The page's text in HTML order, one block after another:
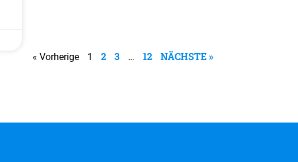
« Vorherige 1 2 3 … 12 NÄCHSTE »